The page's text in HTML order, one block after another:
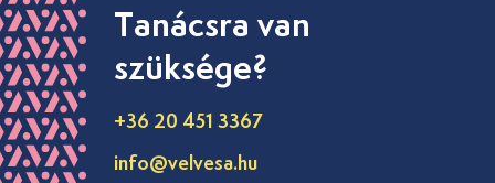
Tanácsra van
szüksége?
+36 20 451 3367
info@velvesa.hu